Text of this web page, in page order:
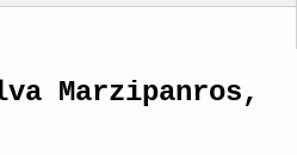
Marzipanros,